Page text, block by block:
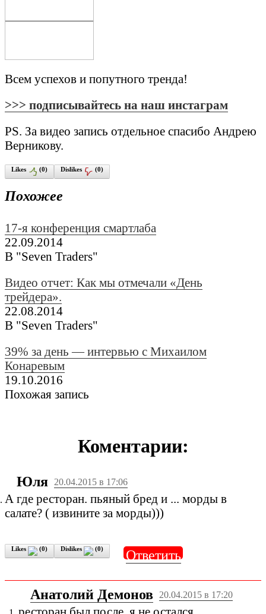
Всем успехов и попутного тренда!
>>> подписывайтесь на наш инстаграм
PS. За видео запись отдельное спасибо Андрею
Верникову.
Likes (0) Dislikes (0)
Похожее
17-я конференция смартлаба
22.09.2014
В "Seven Traders"
Видео отчет: Как мы отмечали «День
трейдера».
22.08.2014
В "Seven Traders"
39% за день — интервью с Михаилом
Конаревым
19.10.2016
Похожая запись
Коментарии:
Юля 20.04.2015 в 17:06
А где ресторан. пьяный бред и ... морды в
салате? ( извините за морды)))
Likes (0) Dislikes (0) Ответить
Анатолий Демонов 20.04.2015 в 17:20
ресторан был после, я не остался